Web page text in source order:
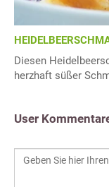
Diesen
herzhaft süßer
User